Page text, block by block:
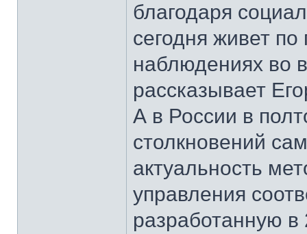
благодаря
сегодня живет
наблюдениях во
рассказывает
А в России в
столкновений
актуальность
управления
разработанную